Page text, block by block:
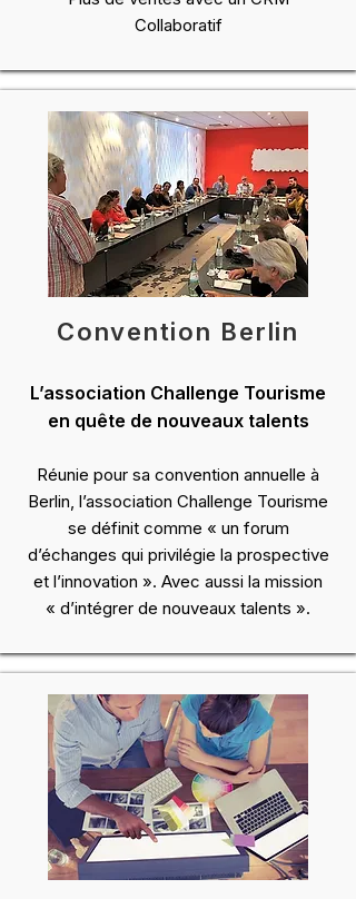
Collaboratif
Convention Berlin
L’association Challenge Tourisme
en quête de nouveaux talents
Réunie pour sa convention annuelle à
Berlin, l’association Challenge Tourisme
se définit comme « un forum
d’échanges qui privilégie la prospective
et l’innovation ». Avec aussi la mission
« d’intégrer de nouveaux talents ».